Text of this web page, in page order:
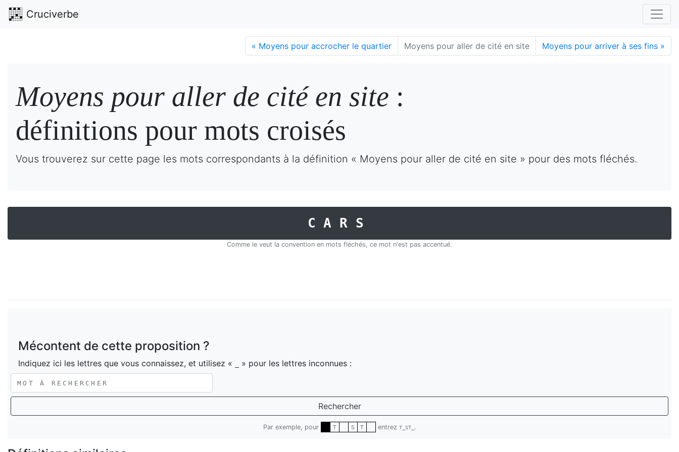
Cruciverbe
« Moyens pour accrocher le quartier Moyens pour aller de cité en site Moyens pour arriver à ses fins »
Moyens pour aller de cité en site :
définitions pour mots croisés
Vous trouverez sur cette page les mots correspondants à la définition « Moyens pour aller de cité en site » pour des mots fléchés.
CARS
Comme le veut la convention en mots fléchés, ce mot n'est pas accentué.
Mécontent de cette proposition ?
Indiquez ici les lettres que vous connaissez, et utilisez « » pour les lettres inconnues :
Rechercher
Par exemple, pour T S T entrez T_ST_ .